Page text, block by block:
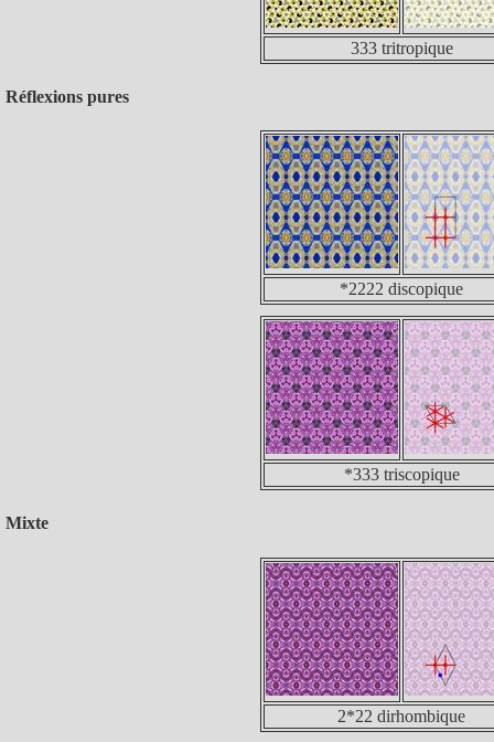
333 tritropique
Réflexions pures
*2222 discopique
*333 triscopique
Mixte
2*22 dirhombique